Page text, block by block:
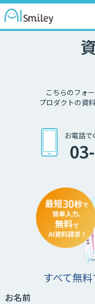
こちらのフォ
プロダクトの資
お電話
すべて無料
お名前